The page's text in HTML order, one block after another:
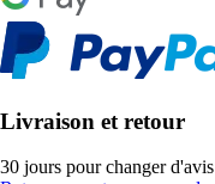
Livraison et retour
30 jours pour changer d'avis